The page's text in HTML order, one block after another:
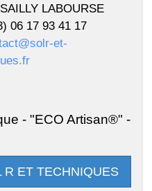
LABOURSE
06 17 93 41 17
et-
- "ECO Artisan®" -
R ET TECHNIQUES